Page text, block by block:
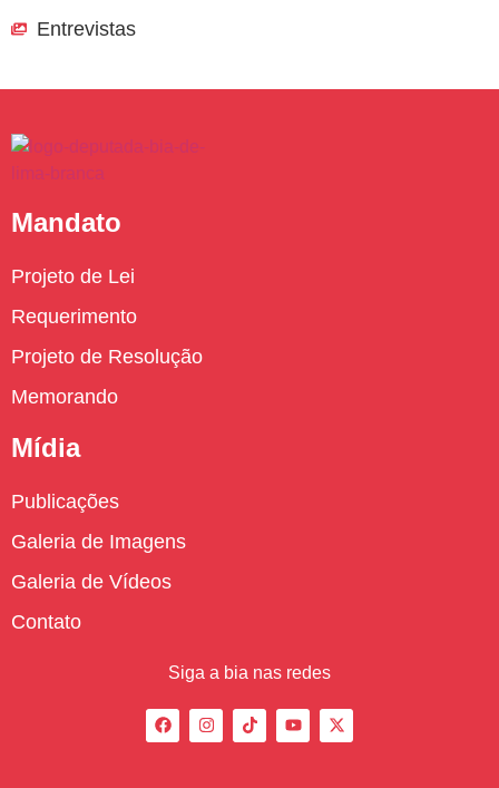
Entrevistas
Mandato
Projeto de Lei
Requerimento
Projeto de Resolução
Memorando
Mídia
Publicações
Galeria de Imagens
Galeria de Vídeos
Contato
Siga a bia nas redes